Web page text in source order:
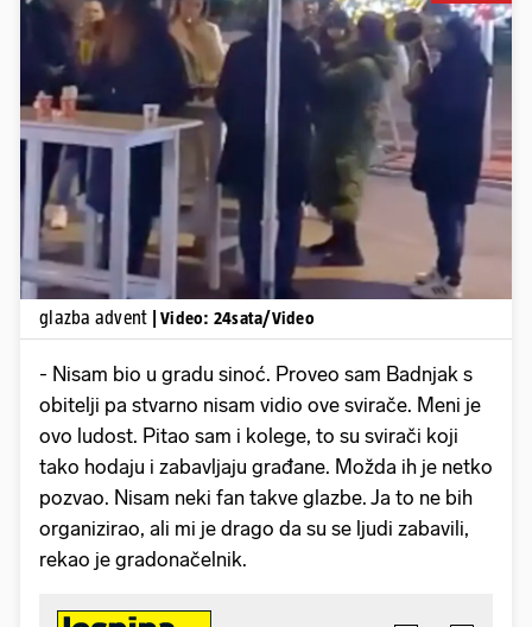
Pokretanje videa...
glazba advent | Video: 24sata/Video
- Nisam bio u gradu sinoć. Proveo sam Badnjak s
obitelji pa stvarno nisam vidio ove svirače. Meni je
ovo ludost. Pitao sam i kolege, to su svirači koji
tako hodaju i zabavljaju građane. Možda ih je netko
pozvao. Nisam neki fan takve glazbe. Ja to ne bih
organizirao, ali mi je drago da su se ljudi zabavili,
rekao je gradonačelnik.